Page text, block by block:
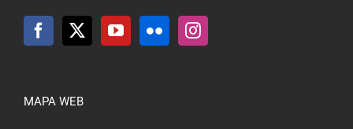
MAPA WEB